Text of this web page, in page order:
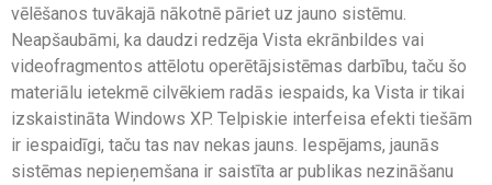
vēlēšanos tuvākajā nākotnē pāriet uz jauno sistēmu.
Neapšaubāmi, ka daudzi redzēja Vista ekrānbildes vai
videofragmentos attēlotu operētājsistēmas darbību, taču šo
materiālu ietekmē cilvēkiem radās iespaids, ka Vista ir tikai
izskaistināta Windows XP. Telpiskie interfeisa efekti tiešām
ir iespaidīgi, taču tas nav nekas jauns. Iespējams, jaunās
sistēmas nepieņemšana ir saistīta ar publikas nezināšanu